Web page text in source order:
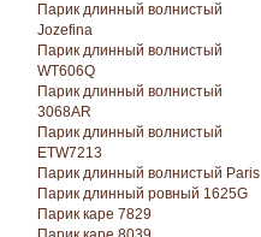
Парик длинный волнистый
Jozefina
Парик длинный волнистый
WT606Q
Парик длинный волнистый
3068AR
Парик длинный волнистый
ETW7213
Парик длинный волнистый Paris
Парик длинный ровный 1625G
Парик каре 7829